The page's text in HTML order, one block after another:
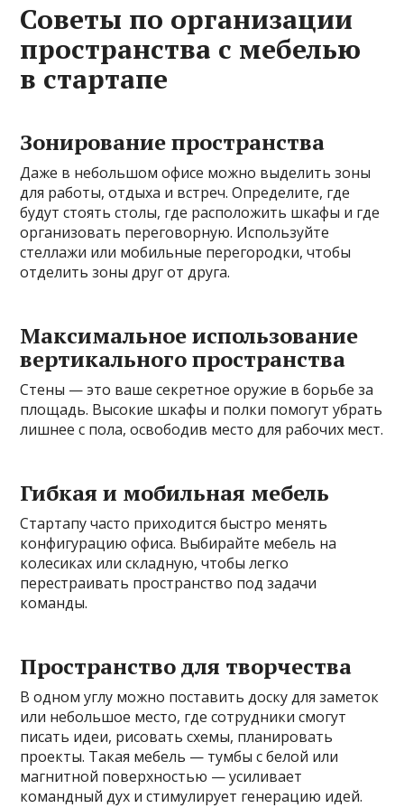
Советы по организации
пространства с мебелью
в стартапе
Зонирование пространства
Даже в небольшом офисе можно выделить зоны
для работы, отдыха и встреч. Определите, где
будут стоять столы, где расположить шкафы и где
организовать переговорную. Используйте
стеллажи или мобильные перегородки, чтобы
отделить зоны друг от друга.
Максимальное использование
вертикального пространства
Стены — это ваше секретное оружие в борьбе за
площадь. Высокие шкафы и полки помогут убрать
лишнее с пола, освободив место для рабочих мест.
Гибкая и мобильная мебель
Стартапу часто приходится быстро менять
конфигурацию офиса. Выбирайте мебель на
колесиках или складную, чтобы легко
перестраивать пространство под задачи
команды.
Пространство для творчества
В одном углу можно поставить доску для заметок
или небольшое место, где сотрудники смогут
писать идеи, рисовать схемы, планировать
проекты. Такая мебель — тумбы с белой или
магнитной поверхностью — усиливает
командный дух и стимулирует генерацию идей.